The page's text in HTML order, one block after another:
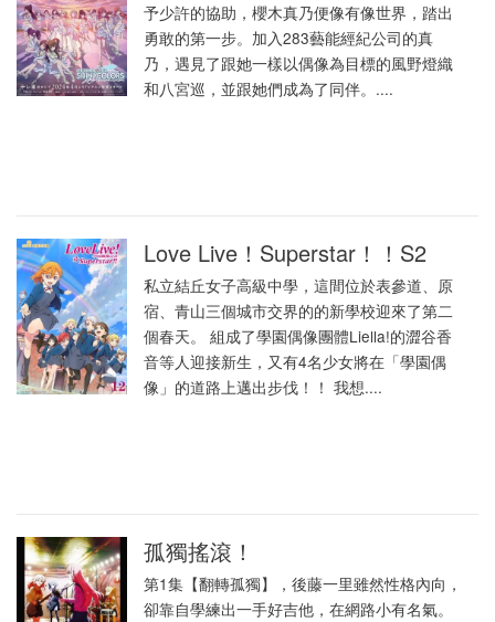
予少許的協助，櫻木真乃便像有像世界，踏出
勇敢的第一步。加入283藝能經紀公司的真
乃，遇見了跟她一樣以偶像為目標的風野燈織
和八宮巡，並跟她們成為了同伴。....
Love Live！Superstar！！S2
私立結丘女子高級中學，這間位於表參道、原
宿、青山三個城市交界的的新學校迎來了第二
個春天。 組成了學園偶像團體Liella!的澀谷香
音等人迎接新生，又有4名少女將在「學園偶
像」的道路上邁出步伐！！ 我想....
孤獨搖滾！
第1集【翻轉孤獨】，後藤一里雖然性格內向，
卻靠自學練出一手好吉他，在網路小有名氣。